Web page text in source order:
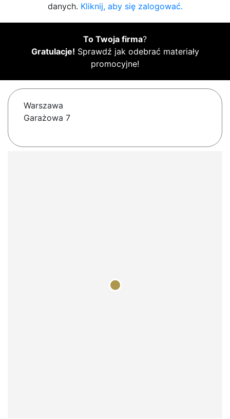
danych. Kliknij, aby się zalogować.
To Twoja firma?
Gratulacje! Sprawdź jak odebrać materiały
promocyjne!
Warszawa
Garażowa 7